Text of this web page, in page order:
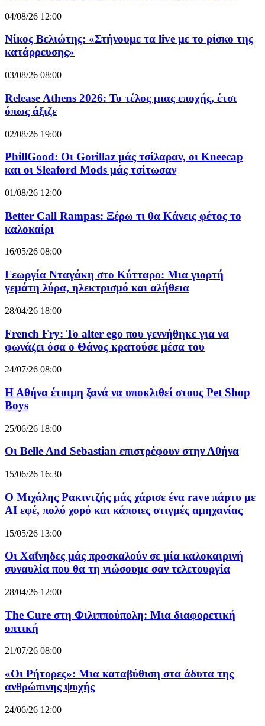
04/08/26 12:00
Νίκος Βελιώτης: «Στήνουμε τα live με το ρίσκο της
κατάρρευσης»
03/08/26 08:00
Release Athens 2026: Το τέλος μιας εποχής, έτσι
όπως άξιζε
02/08/26 19:00
PhillGood: Οι Gorillaz μάς τσίλαραν, οι Kneecap
και οι Sleaford Mods μάς τσίτωσαν
01/08/26 12:00
Better Call Rampas: Ξέρω τι θα Κάνεις φέτος το
καλοκαίρι
16/05/26 08:00
Γεωργία Νταγάκη στο Κύτταρο: Μια γιορτή
γεμάτη λύρα, ηλεκτρισμό και αλήθεια
28/04/26 18:00
French Fry: Το alter ego που γεννήθηκε για να
φωνάζει όσα ο Θάνος κρατούσε μέσα του
24/07/26 08:00
Η Αθήνα έτοιμη ξανά να υποκλιθεί στους Pet Shop
Boys
25/06/26 18:00
Οι Belle And Sebastian επιστρέφουν στην Αθήνα
15/06/26 16:30
Ο Μιχάλης Ρακιντζής μάς χάρισε ένα rave πάρτυ με
AI εφέ, πολύ χορό και κάποιες στιγμές αμηχανίας
15/05/26 13:00
Οι Χαΐνηδες μάς προσκαλούν σε μία καλοκαιρινή
συναυλία που θα τη νιώσουμε σαν τελετουργία
28/04/26 12:00
The Cure στη Φιλιππούπολη: Μια διαφορετική
οπτική
21/07/26 08:00
«Οι Ρήτορες»: Μια καταβύθιση στα άδυτα της
ανθρώπινης ψυχής
24/06/26 12:00